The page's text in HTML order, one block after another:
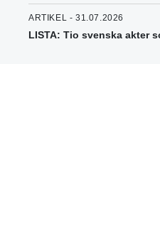
ARTIKEL - 31.07.2026
LISTA: Tio svenska akter